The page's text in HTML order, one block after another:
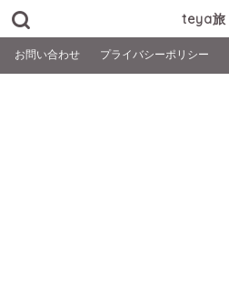
teya旅
お問い合わせ プライバシーポリシー